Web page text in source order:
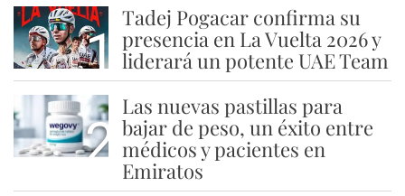
1
Tadej Pogacar confirma su
presencia en La Vuelta 2026 y
liderará un potente UAE Team
2
Las nuevas pastillas para
bajar de peso, un éxito entre
médicos y pacientes en
Emiratos